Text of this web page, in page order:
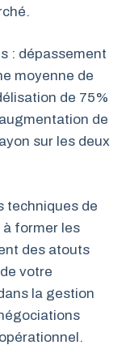
: dépassement
moyenne de
de 75%
de
sur les deux
techniques de
former les
des atouts
votre
la gestion